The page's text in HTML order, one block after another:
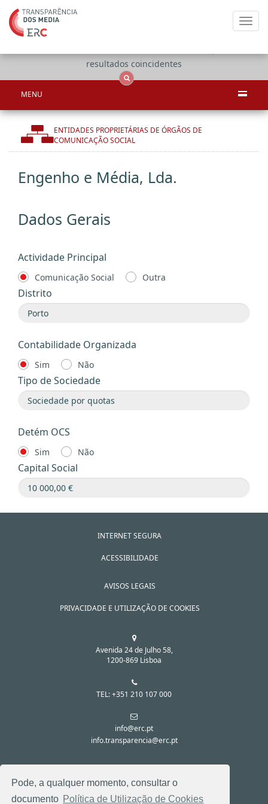
Pode, a qualquer momento, consultar o
documento Política de Utilização de Cookies
resultados coincidentes
MENU
ENTIDADES PROPRIETÁRIAS DE ÓRGÃOS DE
COMUNICAÇÃO SOCIAL
Engenho e Média, Lda.
Dados Gerais
Actividade Principal
Comunicação Social Outra
Distrito
Contabilidade Organizada
Sim Não
Tipo de Sociedade
Detém OCS
Sim Não
Capital Social
INTERNET SEGURA
ACESSIBILIDADE
AVISOS LEGAIS
PRIVACIDADE E UTILIZAÇÃO DE COOKIES
Avenida 24 de Julho 58,
1200-869 Lisboa
TEL: +351 210 107 000
info@erc.pt
info.transparencia@erc.pt